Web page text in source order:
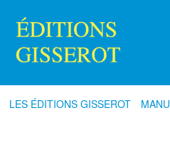
LES ÉDITIONS GISSEROT